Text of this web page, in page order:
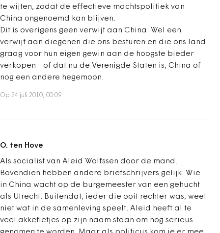
te wijten, zodat de effectieve machtspolitiek van
China ongenoemd kan blijven.
Dit is overigens geen verwijt aan China. Wel een
verwijt aan diegenen die ons besturen en die ons land
graag voor hun eigen gewin aan de hoogste bieder
verkopen - of dat nu de Verenigde Staten is, China of
nog een andere hegemoon.
Op 24 juli 2010, 00:09
O. ten Hove
Als socialist van Aleid Wolfssen door de mand.
Bovendien hebben andere briefschrijvers gelijk. Wie
in China wacht op de burgemeester van een gehucht
als Utrecht, Buitendat, ieder die ooit rechter was, weet
niet wat in de samenleving speelt. Aleid heeft al te
veel akkefietjes op zijn naam staan om nog serieus